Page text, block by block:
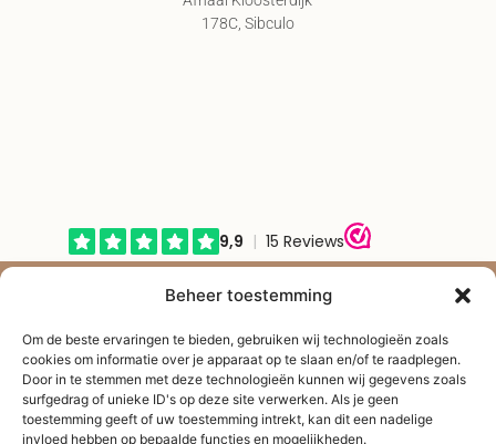
Beheer toestemming
Om de beste ervaringen te bieden, gebruiken wij technologieën zoals
cookies om informatie over je apparaat op te slaan en/of te raadplegen.
Door in te stemmen met deze technologieën kunnen wij gegevens zoals
surfgedrag of unieke ID's op deze site verwerken. Als je geen
toestemming geeft of uw toestemming intrekt, kan dit een nadelige
invloed hebben op bepaalde functies en mogelijkheden.
178C, Sibculo
© Shape2you All Rights Reserved.